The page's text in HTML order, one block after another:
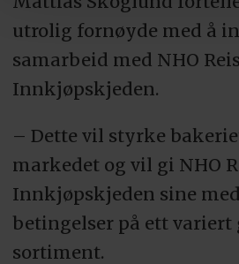
utrolig fornøyde med å
samarbeid med NHO
Innkjøpskjeden.
– Dette vil styrke
markedet og vil gi NHO
Innkjøpskjeden sine
betingelser på ett
sortiment.